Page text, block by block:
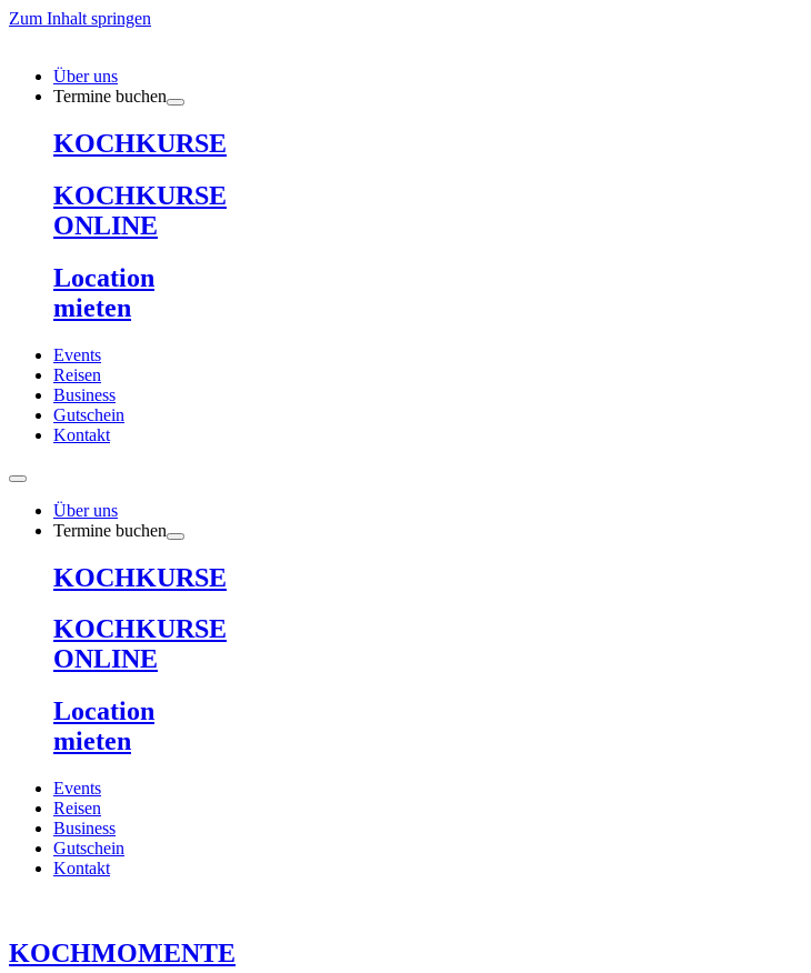
Zum Inhalt springen
Über uns
Termine buchen
KOCHKURSE
KOCHKURSE
ONLINE
Location
mieten
Events
Reisen
Business
Gutschein
Kontakt
Über uns
Termine buchen
KOCHKURSE
KOCHKURSE
ONLINE
Location
mieten
Events
Reisen
Business
Gutschein
Kontakt
KOCHMOMENTE